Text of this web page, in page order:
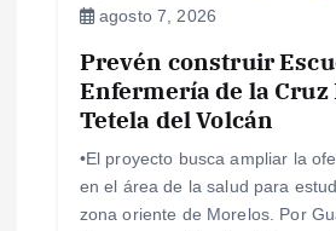
agosto 7, 2026
Prevén construir
Enfermería de la Cruz
Tetela del Volcán
•El proyecto busca ampliar la
en el área de la salud para
zona oriente de Morelos. Por